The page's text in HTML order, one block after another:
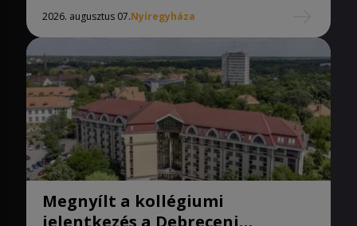
2026. augusztus 07.Nyíregyháza
Megnyílt a kollégiumi
jelentkezés a Debreceni